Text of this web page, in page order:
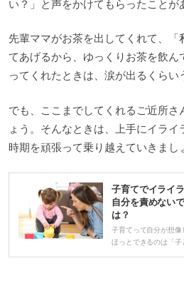
い？」と声をかけてもらったことが
先輩ママがお茶を出してくれて、
てあげるから、ゆっくりお茶を飲ん
ってくれたときは、涙が出るくらい
でも、ここまでしてくれるご近所さ
ょう。そんなときは、上手にイラ
時期を頑張って乗り越えていきまし
子育てでイライ
自分を責めない
は？
子育てって自分が想
ほっとできるのは「